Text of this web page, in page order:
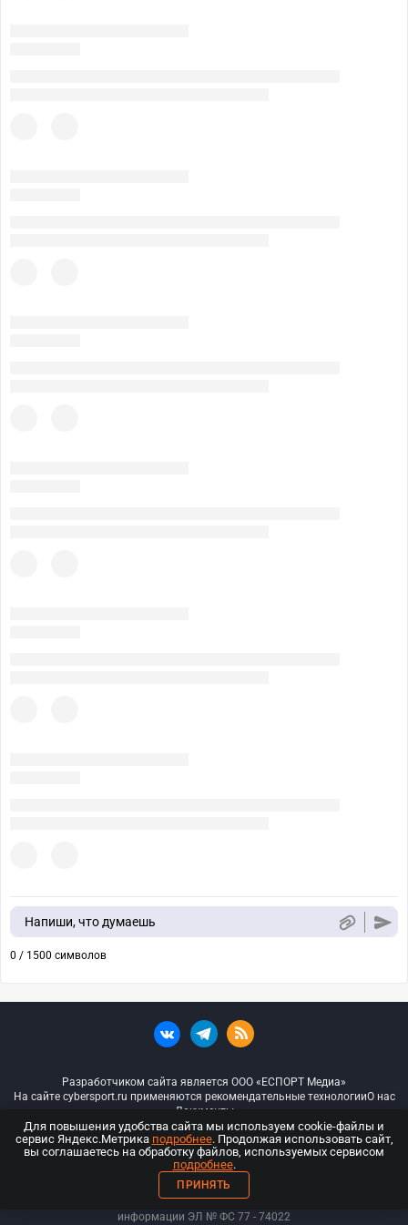
Напиши, что думаешь
0 / 1500 символов
Разработчиком сайта является ООО «ЕСПОРТ Медиа»
На сайте cybersport.ru применяются рекомендательные технологииО нас
Документы
© ООО «Киберспорт.ру» — Все права защищены
18+
ООО «Киберспорт.ру». Свидетельство о регистрации средств массовой
информации ЭЛ № ФС 77 - 74022
Для повышения удобства сайта мы используем cookie-файлы и
сервис Яндекс.Метрика подробнее. Продолжая использовать сайт,
вы соглашаетесь на обработку файлов, используемых сервисом
подробнее.
ПРИНЯТЬ